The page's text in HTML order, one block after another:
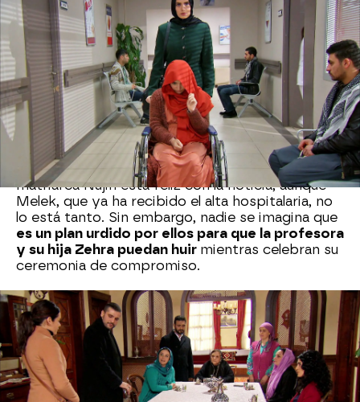
Mientras tanto, a Havin se le ocurre una idea
para hacer creer a Devra que Azad ya no está
enamorado de Melek. Asegura al hijo de Behiye
que se van a comprometer.
El hermano de Alí
decide seguirle el juego a Havin para que el hijo
de Kadim deje respirar a Melek.En el fondo,
siempre ha temido que su esposa y su primo
huyeran juntos de Harmanli.
Azad comunica a su madre y al resto de su
familia que se va a comprometer con Havin. La
matriarca Nujin está feliz con la noticia, aunque
Melek, que ya ha recibido el alta hospitalaria, no
lo está tanto. Sin embargo, nadie se imagina que
es un plan urdido por ellos para que la profesora
y su hija Zehra puedan huir mientras celebran su
ceremonia de compromiso.
Melek decide de nuevo poner tierra de por
medio y, esta vez, parece que Devra no se lo va
a impedir. Ahora, queAzad se va a casar con
Havin, ya no teme que su mujer vaya a
escaparse con él.